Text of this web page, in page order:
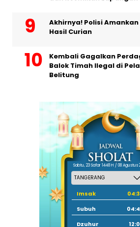
Akhirnya! Polisi Amankan
Hasil Curian
Kembali Gagalkan
Balok Timah Ilegal di
Belitung
Sabtu, 23 Safar 1448 H / 08 Agustus
Imsak
Subuh
Dzuhur